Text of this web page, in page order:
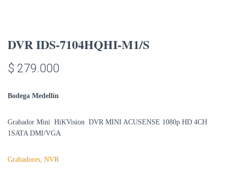
DVR IDS-7104HQHI-M1/S
$ 279.000
Bodega Medellín
Grabador Mini HiKVision DVR MINI ACUSENSE 1080p HD 4CH
1SATA DMI/VGA
Grabadores, NVR